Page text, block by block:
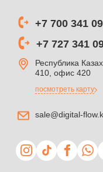
+7 700 341
+7 727 341
Республика
410, офис 420
посмотреть карту
sale@digital-